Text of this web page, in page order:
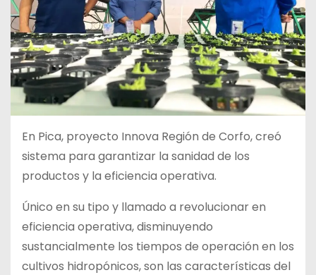
En Pica, proyecto Innova Región de Corfo, creó
sistema para garantizar la sanidad de los
productos y la eficiencia operativa.
Único en su tipo y llamado a revolucionar en
eficiencia operativa, disminuyendo
sustancialmente los tiempos de operación en los
cultivos hidropónicos, son las características del